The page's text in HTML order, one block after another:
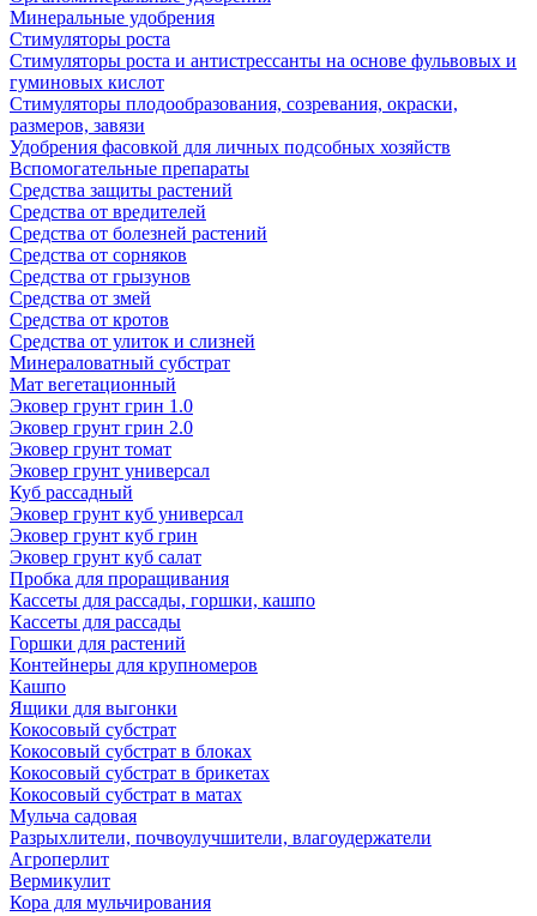
Минеральные удобрения
Стимуляторы роста
Стимуляторы роста и антистрессанты на основе фульвовых и
гуминовых кислот
Стимуляторы плодообразования, созревания, окраски,
размеров, завязи
Удобрения фасовкой для личных подсобных хозяйств
Вспомогательные препараты
Средства защиты растений
Средства от вредителей
Средства от болезней растений
Средства от сорняков
Средства от грызунов
Средства от змей
Средства от кротов
Средства от улиток и слизней
Минераловатный субстрат
Мат вегетационный
Эковер грунт грин 1.0
Эковер грунт грин 2.0
Эковер грунт томат
Эковер грунт универсал
Куб рассадный
Эковер грунт куб универсал
Эковер грунт куб грин
Эковер грунт куб салат
Пробка для проращивания
Кассеты для рассады, горшки, кашпо
Кассеты для рассады
Горшки для растений
Контейнеры для крупномеров
Кашпо
Ящики для выгонки
Кокосовый субстрат
Кокосовый субстрат в блоках
Кокосовый субстрат в брикетах
Кокосовый субстрат в матах
Мульча садовая
Разрыхлители, почвоулучшители, влагоудержатели
Агроперлит
Вермикулит
Кора для мульчирования